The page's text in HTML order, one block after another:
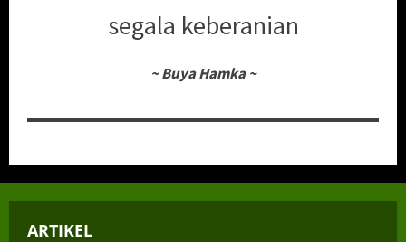
segala keberanian
~ Buya Hamka ~
ARTIKEL